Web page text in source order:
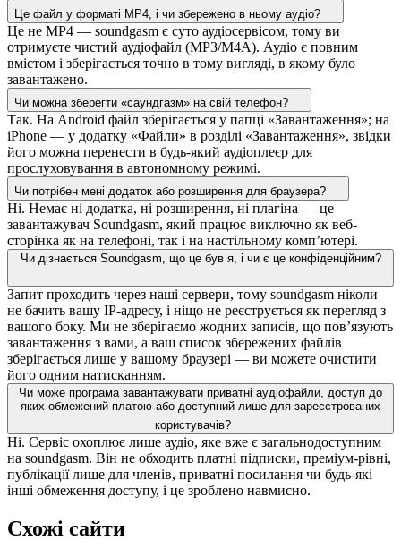
Це файл у форматі MP4, і чи збережено в ньому аудіо?
Це не MP4 — soundgasm є суто аудіосервісом, тому ви
отримуєте чистий аудіофайл (MP3/M4A). Аудіо є повним
вмістом і зберігається точно в тому вигляді, в якому було
завантажено.
Чи можна зберегти «саундгазм» на свій телефон?
Так. На Android файл зберігається у папці «Завантаження»; на
iPhone — у додатку «Файли» в розділі «Завантаження», звідки
його можна перенести в будь-який аудіоплеєр для
прослуховування в автономному режимі.
Чи потрібен мені додаток або розширення для браузера?
Ні. Немає ні додатка, ні розширення, ні плагіна — це
завантажувач Soundgasm, який працює виключно як веб-
сторінка як на телефоні, так і на настільному комп’ютері.
Чи дізнається Soundgasm, що це був я, і чи є це конфіденційним?
Запит проходить через наші сервери, тому soundgasm ніколи
не бачить вашу IP-адресу, і ніщо не реєструється як перегляд з
вашого боку. Ми не зберігаємо жодних записів, що пов’язують
завантаження з вами, а ваш список збережених файлів
зберігається лише у вашому браузері — ви можете очистити
його одним натисканням.
Чи може програма завантажувати приватні аудіофайли, доступ до
яких обмежений платою або доступний лише для зареєстрованих
користувачів?
Ні. Сервіс охоплює лише аудіо, яке вже є загальнодоступним
на soundgasm. Він не обходить платні підписки, преміум-рівні,
публікації лише для членів, приватні посилання чи будь-які
інші обмеження доступу, і це зроблено навмисно.
Схожі сайти